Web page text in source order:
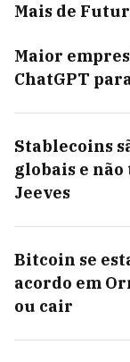
Mais de
Maior
ChatGPT
Stablecoins
globais e não
Jeeves
Bitcoin se
acordo em
ou cair